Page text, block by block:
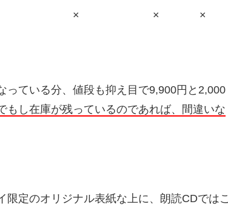
× × ×
ている分、値段も抑え目で9,900円と2,000
もし在庫が残っているのであれば、間違いな
定のオリジナル表紙な上に、朗読CDではこ